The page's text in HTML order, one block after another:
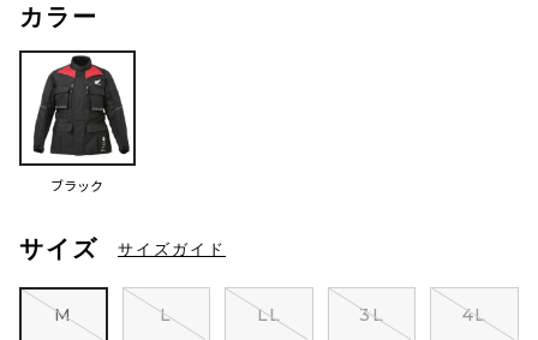
カラー
ブラック
サイズ サイズガイド
M L LL 3L 4L